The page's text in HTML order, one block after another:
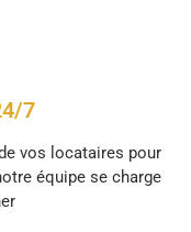
7
vos locataires pour
équipe se charge